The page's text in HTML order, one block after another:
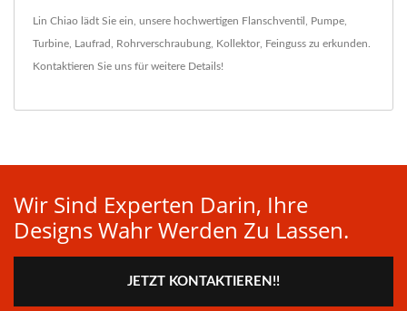
Lin Chiao lädt Sie ein, unsere hochwertigen Flanschventil Pumpe
Turbine Laufrad Rohrverschraubung Kollektor, Feinguss zu erkunden.
Kontaktieren Sie uns für weitere Details!
Wir Sind Experten Darin, Ihre
Designs Wahr Werden Zu Lassen.
JETZT KONTAKTIEREN!!